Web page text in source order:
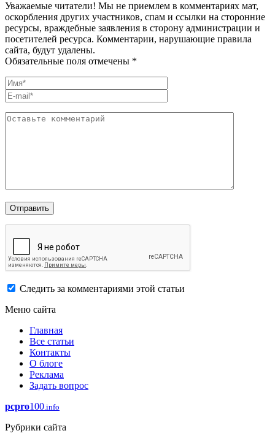
Уважаемые читатели! Мы не приемлем в комментариях мат,
оскорбления других участников, спам и ссылки на сторонние
ресурсы, враждебные заявления в сторону администрации и
посетителей ресурса. Комментарии, нарушающие правила
сайта, будут удалены.
Обязательные поля отмечены *
Следить за комментариями этой статьи
Меню сайта
Главная
Все статьи
Контакты
О блоге
Реклама
Задать вопрос
pcpro100.info
Рубрики сайта